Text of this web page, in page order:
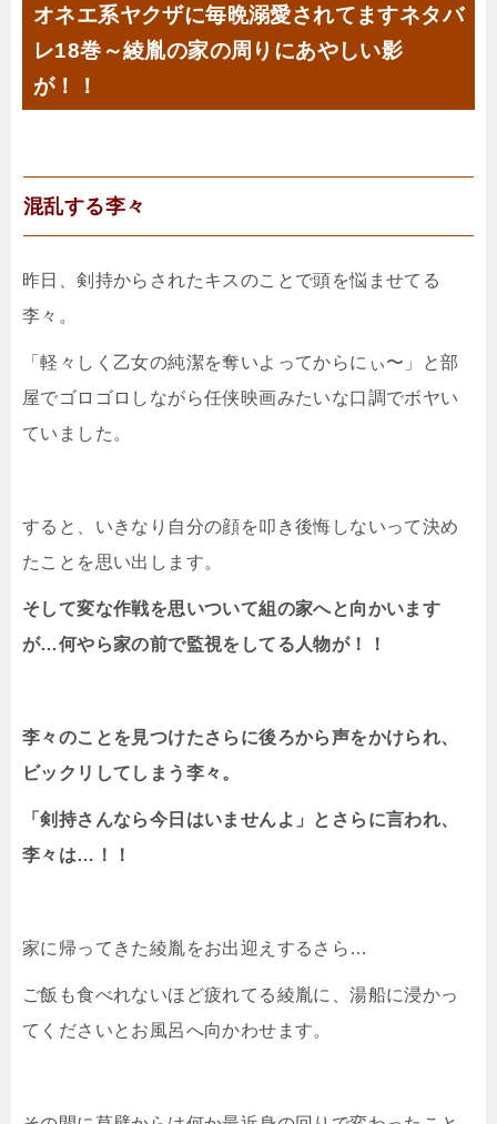
オネエ系ヤクザに毎晩溺愛されてますネタバ
レ18巻～綾胤の家の周りにあやしい影
が！！
混乱する李々
昨日、剣持からされたキスのことで頭を悩ませてる
李々。
「軽々しく乙女の純潔を奪いよってからにぃ〜」と部
屋でゴロゴロしながら任侠映画みたいな口調でボヤい
ていました。
すると、いきなり自分の顔を叩き後悔しないって決め
たことを思い出します。
そして変な作戦を思いついて組の家へと向かいます
が…何やら家の前で監視をしてる人物が！！
李々のことを見つけたさらに後ろから声をかけられ、
ビックリしてしまう李々。
「剣持さんなら今日はいませんよ」とさらに言われ、
李々は…！！
家に帰ってきた綾胤をお出迎えするさら…
ご飯も食べれないほど疲れてる綾胤に、湯船に浸かっ
てくださいとお風呂へ向かわせます。